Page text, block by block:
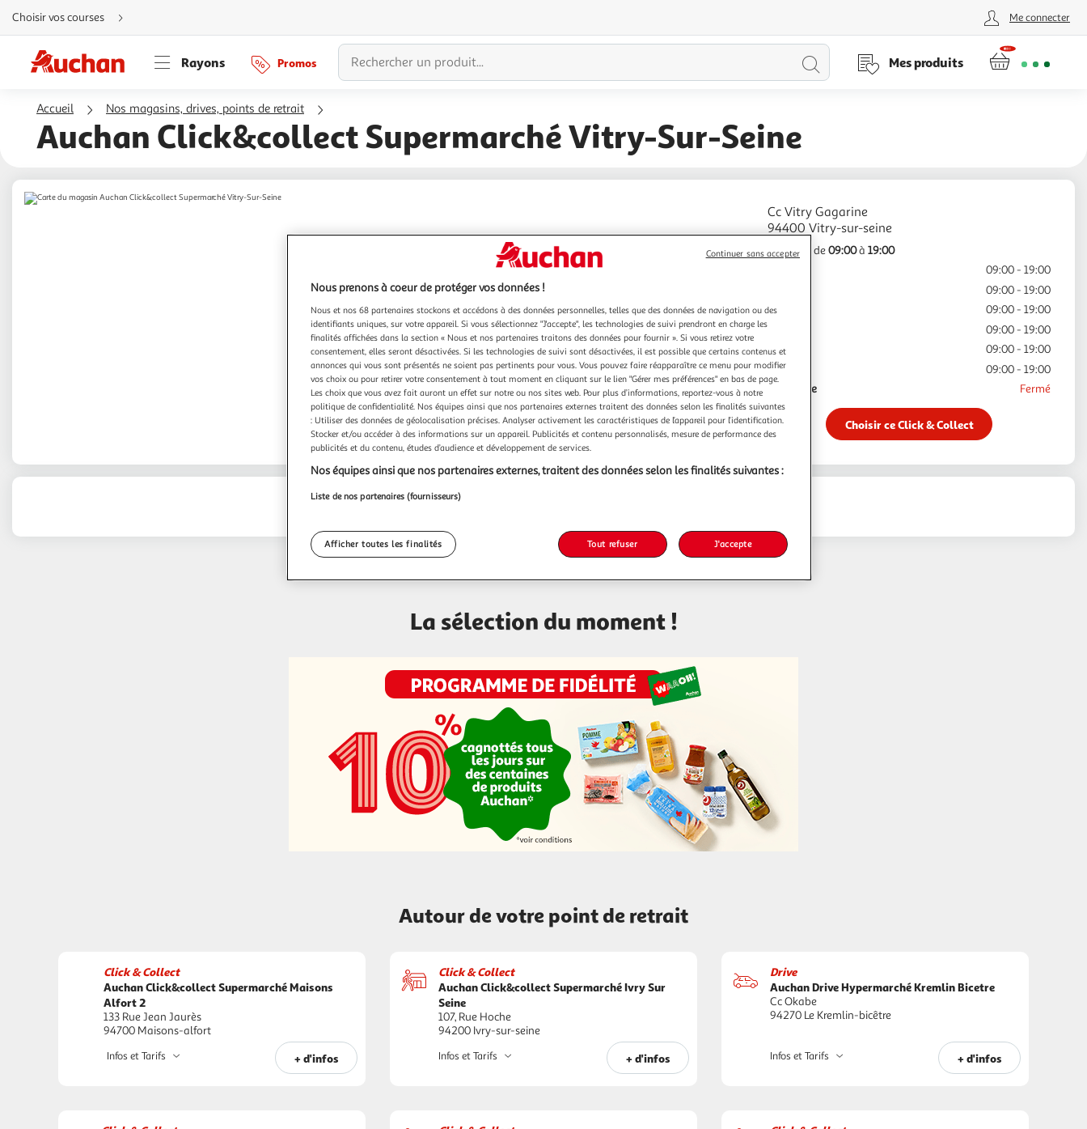
Aller
directement
au
Aller
directement
à
Aller
la
navigation
à
la
rubrique
Choisir vos courses Me connecter
Rayons Promos
Lancer
recherche
Mes produits
Accueil Nos magasins, drives, points de retrait
Auchan Click&collect Supermarché Vitry-Sur-Seine
Cc Vitry Gagarine
Ouvert de09:00à 19:00
09:00 - 19:00
09:00 - 19:00
Mercredi
09:00 - 19:00
09:00 - 19:00
Vendredi
09:00 - 19:00
Samedi
09:00 - 19:00
Dimanche
Fermé
Choisir ce Click & Collect
Contact
La sélection du moment !
Autour de votre point de retrait
Click & Collect
Auchan Click&collect Supermarché Maisons
Alfort 2
133 Rue Jean Jaurès
94700 Maisons-alfort
+ d'infos
Infos et Tarifs
Click & Collect
Auchan Click&collect Supermarché Ivry Sur
Seine
107, Rue Hoche
94200 Ivry-sur-seine
+ d'infos
Infos et Tarifs
Drive
Auchan Drive Hypermarché Kremlin Bicetre
Cc Okabe
94270 Le Kremlin-bicêtre
+ d'infos
Infos et Tarifs
Nous prenons à coeur de protéger vos données !
Nous et nos 68 partenaires stockons et accédons à des données personnelles, telles que des données de navigation ou des
identifiants uniques, sur votre appareil. Si vous sélectionnez "J'accepte", les technologies de suivi prendront en charge les
finalités affichées dans la section « Nous et nos partenaires traitons des données pour fournir ». Si vous retirez votre
consentement, elles seront désactivées. Si les technologies de suivi sont désactivées, il est possible que certains contenus et
annonces qui vous sont présentés ne soient pas pertinents pour vous. Vous pouvez faire réapparaître ce menu pour modifier
vos choix ou pour retirer votre consentement à tout moment en cliquant sur le lien "Gérer mes préférences" en bas de page.
Les choix que vous avez fait auront un effet sur notre ou nos sites web. Pour plus d’informations, reportez-vous à notre
politique de confidentialité. Nos équipes ainsi que nos partenaires externes traitent des données selon les finalités suivantes
: Utiliser des données de géolocalisation précises. Analyser activement les caractéristiques de l’appareil pour l’identification.
Stocker et/ou accéder à des informations sur un appareil. Publicités et contenu personnalisés, mesure de performance des
publicités et du contenu, études d’audience et développement de services.
Nos équipes ainsi que nos partenaires externes, traitent des données selon les finalités suivantes :
Liste de nos partenaires (fournisseurs)
Afficher toutes les finalités Tout refuser J'accepte
Continuer sans accepter